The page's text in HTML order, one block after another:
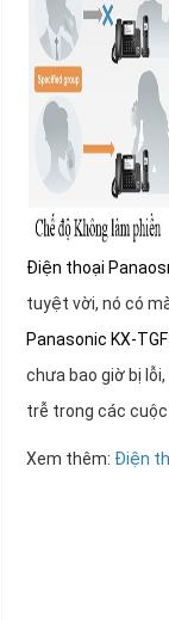
Điện thoại
tuyệt vời, nó có
Panasonic KX-
chưa bao giờ bị
trễ trong các cuộc
Xem thêm: Điện